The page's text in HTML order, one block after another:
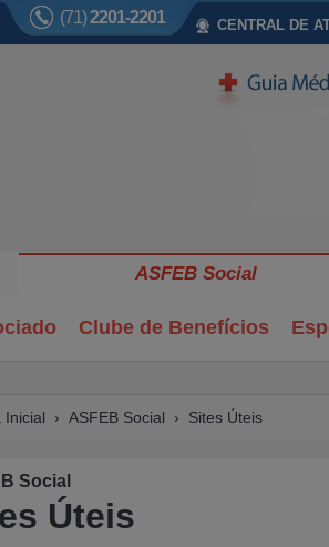
(71)2201-2201 CENTRAL DE
ASFEB Social
Clube de Benefícios
Inicial › ASFEB Social › Sites Úteis
Social
Úteis